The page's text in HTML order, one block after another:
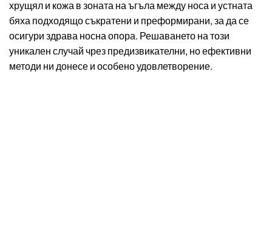
хрущял и кожа в зоната на ъгъла между носа и устната
бяха подходящо съкратени и преформирани, за да се
осигури здрава носна опора. Решаването на този
уникален случай чрез предизвикателни, но ефективни
методи ни донесе и особено удовлетворение.